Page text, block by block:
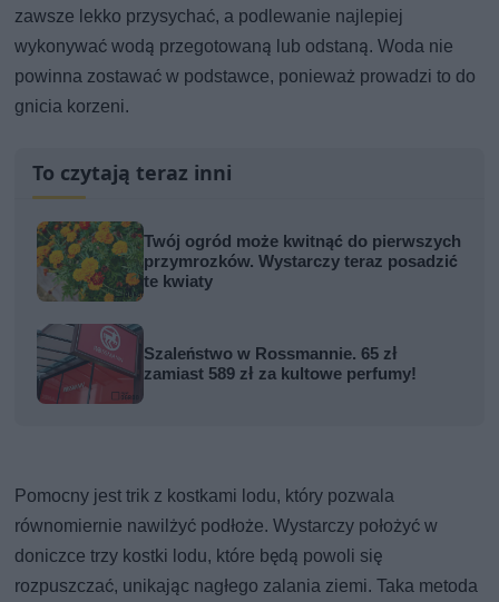
zawsze lekko przysychać, a podlewanie najlepiej
wykonywać wodą przegotowaną lub odstaną. Woda nie
powinna zostawać w podstawce, ponieważ prowadzi to do
gnicia korzeni.
To czytają teraz inni
Twój ogród może kwitnąć do pierwszych
przymrozków. Wystarczy teraz posadzić
te kwiaty
Szaleństwo w Rossmannie. 65 zł
zamiast 589 zł za kultowe perfumy!
Pomocny jest trik z kostkami lodu, który pozwala
równomiernie nawilżyć podłoże. Wystarczy położyć w
doniczce trzy kostki lodu, które będą powoli się
rozpuszczać, unikając nagłego zalania ziemi. Taka metoda